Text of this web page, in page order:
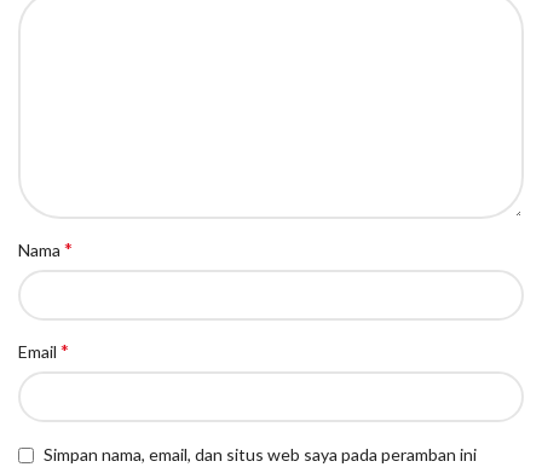
Nama *
Email *
Simpan nama, email, dan situs web saya pada peramban ini